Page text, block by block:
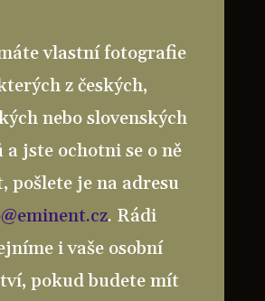
vlastní fotografie
z českých,
nebo slovenských
a jste ochotni se o ně
pošlete je na adresu
. Rádi
i vaše osobní
pokud budete mít